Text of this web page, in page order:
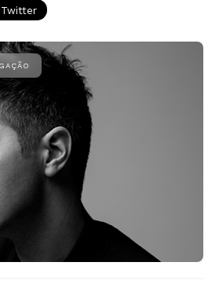
Twitter